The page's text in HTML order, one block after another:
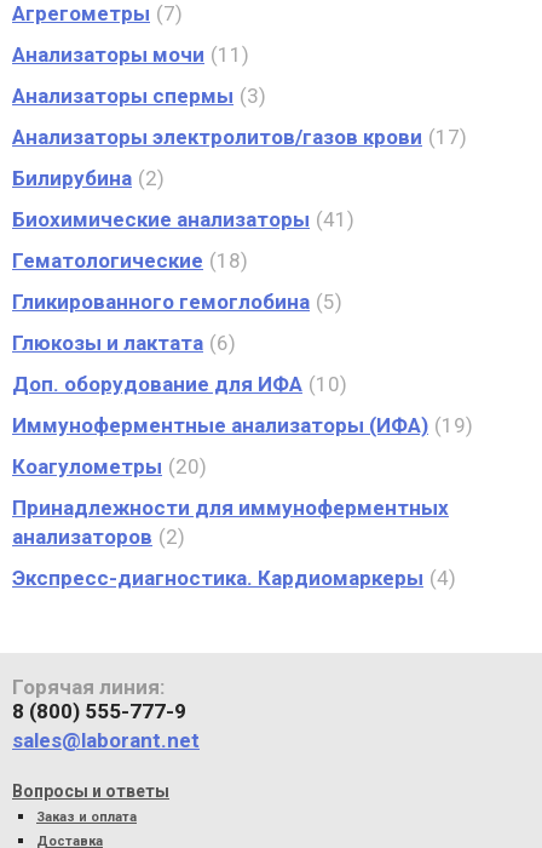
Агрегометры
7
Анализаторы мочи
11
Анализаторы спермы
3
Анализаторы электролитов/газов крови
17
Билирубина 2
Биохимические анализаторы 41
Гематологические
18
Гликированного гемоглобина 5
Глюкозы и лактата 6
Доп. оборудование для ИФА 10
Иммуноферментные анализаторы (ИФА) 19
Коагулометры
20
Принадлежности для иммуноферментных
анализаторов
2
Экспресс-диагностика. Кардиомаркеры 4
Горячая линия:
8 (800) 555-777-9
sales@laborant.net
Вопросы и ответы
Заказ и оплата
Доставка